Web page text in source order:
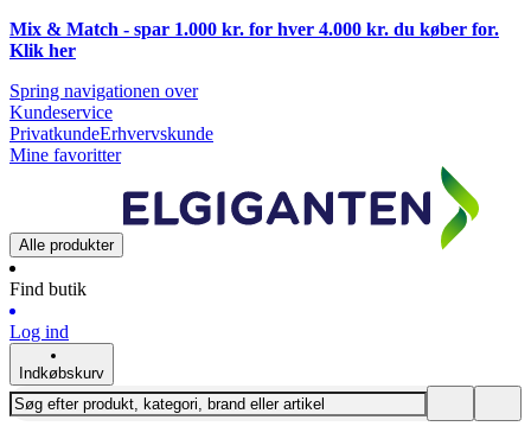
Mix & Match - spar 1.000 kr. for hver 4.000 kr. du køber for.
Klik her
Spring navigationen over
Kundeservice
PrivatkundeErhvervskunde
Mine favoritter
Alle produkter
Find butik
Log ind
Indkøbskurv